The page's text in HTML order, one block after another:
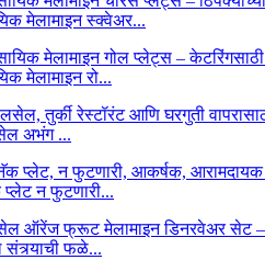
मेलामाइन स्क्वेअर...
मेलामाइन रो...
अभंग ...
न फुटणारी...
फळे...